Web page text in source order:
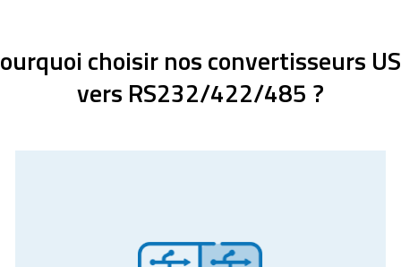
choisir nos convertisseurs
vers RS232/422/485 ?